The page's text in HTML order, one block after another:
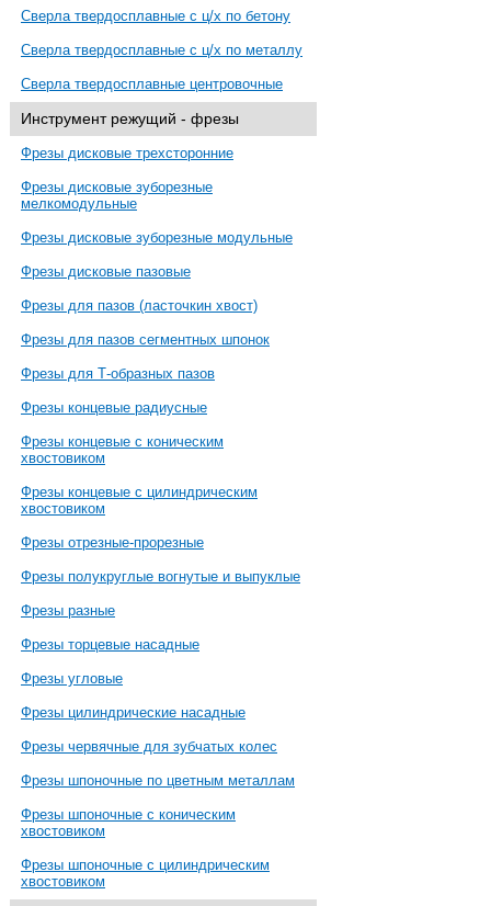
Сверла твердосплавные с ц/х по бетону
Сверла твердосплавные с ц/х по металлу
Сверла твердосплавные центровочные
Инструмент режущий - фрезы
Фрезы дисковые трехсторонние
Фрезы дисковые зуборезные
мелкомодульные
Фрезы дисковые зуборезные модульные
Фрезы дисковые пазовые
Фрезы для пазов (ласточкин хвост)
Фрезы для пазов сегментных шпонок
Фрезы для Т-образных пазов
Фрезы концевые радиусные
Фрезы концевые с коническим
хвостовиком
Фрезы концевые с цилиндрическим
хвостовиком
Фрезы отрезные-прорезные
Фрезы полукруглые вогнутые и выпуклые
Фрезы разные
Фрезы торцевые насадные
Фрезы угловые
Фрезы цилиндрические насадные
Фрезы червячные для зубчатых колес
Фрезы шпоночные по цветным металлам
Фрезы шпоночные с коническим
хвостовиком
Фрезы шпоночные с цилиндрическим
хвостовиком